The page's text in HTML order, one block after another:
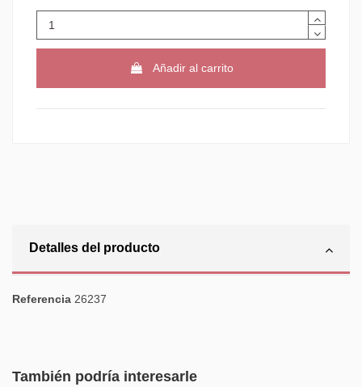
Añadir al carrito
Detalles del producto
Referencia 26237
También podría interesarle